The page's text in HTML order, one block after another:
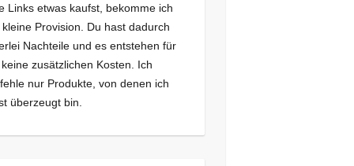
Links etwas kaufst, bekomme ich
Provision. Du hast dadurch
Nachteile und es entstehen für
zusätzlichen Kosten. Ich
nur Produkte, von denen ich
überzeugt bin.